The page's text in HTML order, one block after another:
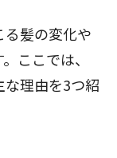
髪の変化や
ここでは、
理由を3つ紹